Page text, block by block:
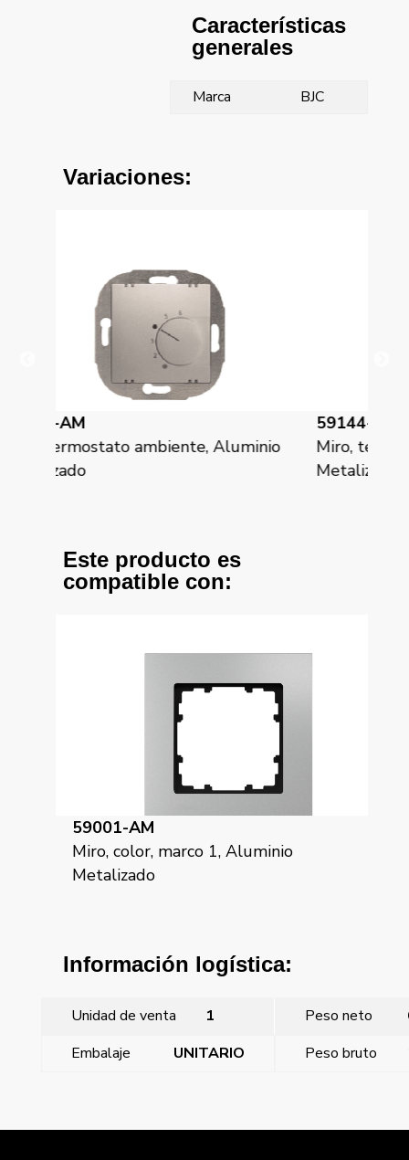
Características
generales
Marca BJC
Variaciones:
59144-CM
Miro, termostato ambiente, Carbono
Metalizado
Este producto es
compatible con:
59001-AM
Miro, color, marco 1, Aluminio
Metalizado
Información logística:
Unidad de venta 1 Peso neto
Embalaje
UNITARIO Peso bruto